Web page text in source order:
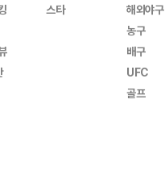
스타
해외야구
농구
배구
UFC
골프